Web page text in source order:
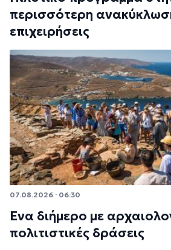
περισσότερη
επιχειρήσεις
07.08.2026 · 06:30
Ένα διήμερο με
πολιτιστικές δράσεις